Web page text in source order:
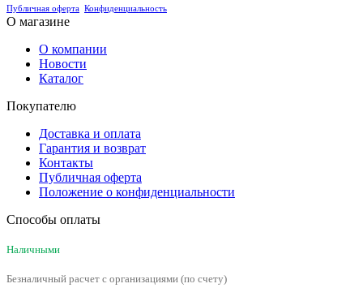
Публичная оферта Конфиденциальность
О магазине
О компании
Новости
Каталог
Покупателю
Доставка и оплата
Гарантия и возврат
Контакты
Публичная оферта
Положение о конфиденциальности
Способы оплаты
Наличными
Безналичный расчет с организациями (по счету)